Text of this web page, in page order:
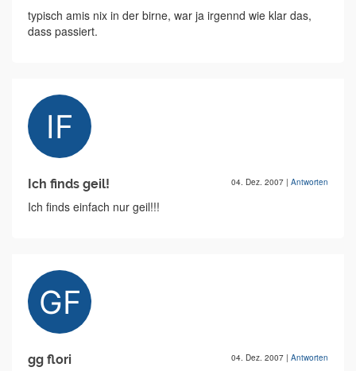
typisch amis nix in der birne, war ja irgennd wie klar das,
dass passiert.
Ich finds geil! 04. Dez. 2007 | Antworten
Ich finds einfach nur geil!!!
gg flori 04. Dez. 2007 | Antworten